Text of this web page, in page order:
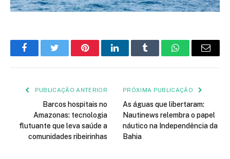
FacebookTwitter PinterestLinkedInTumblr WhatsApp
E-
PUBLICAÇÃO ANTERIOR
Barcos hospitais no
Amazonas: tecnologia
flutuante que leva saúde a
comunidades ribeirinhas
PRÓXIMA PUBLICAÇÃO
As águas que libertaram:
Nautinews relembra o papel
náutico na Independência da
Bahia